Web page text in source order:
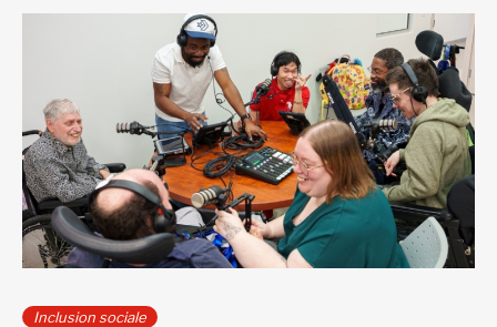
Inclusion sociale